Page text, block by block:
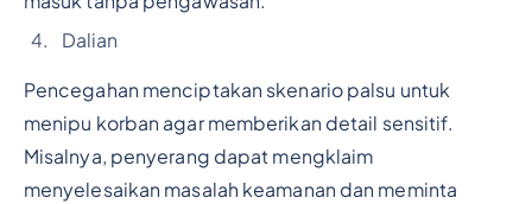
Dalian
Pencegahan menciptakan skenario palsu untuk
menipu korban agar memberikan detail sensitif.
Misalnya, penyerang dapat mengklaim
menyelesaikan masalah keamanan dan meminta